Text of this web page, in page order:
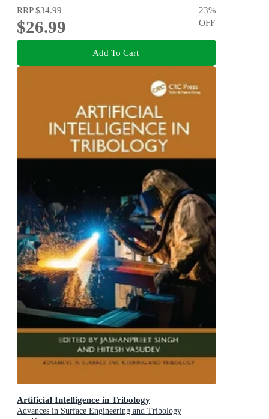
RRP$34.99
$26.99
23%
OFF
Add To Cart
Artificial Intelligence in Tribology
Advances in Surface Engineering and Tribology